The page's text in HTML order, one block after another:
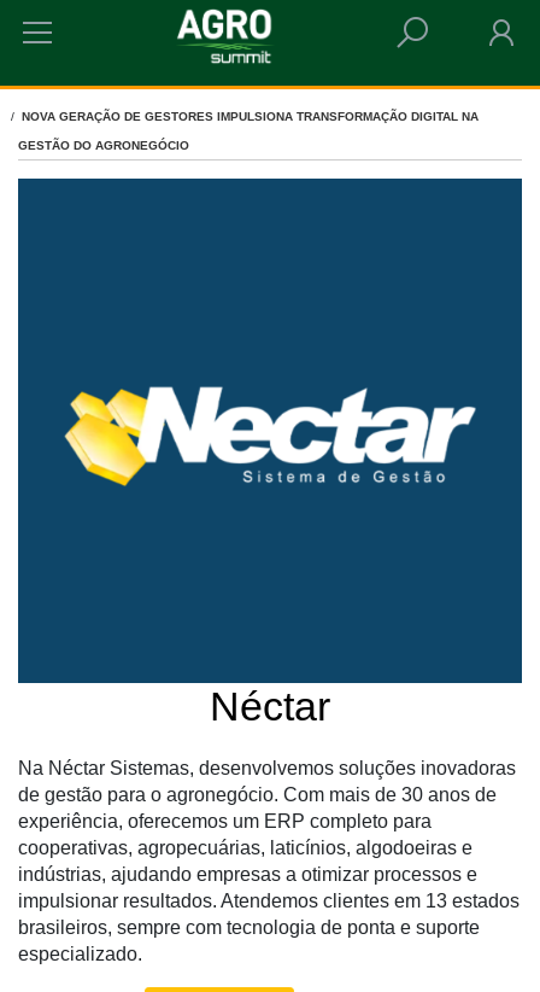
Cadastre-
se
Minha
conta
HOME NÉCTAR
NOVA GERAÇÃO DE GESTORES IMPULSIONA TRANSFORMAÇÃO DIGITAL NA
GESTÃO DO AGRONEGÓCIO
Néctar
Na Néctar Sistemas, desenvolvemos soluções inovadoras
de gestão para o agronegócio. Com mais de 30 anos de
experiência, oferecemos um ERP completo para
cooperativas, agropecuárias, laticínios, algodoeiras e
indústrias, ajudando empresas a otimizar processos e
impulsionar resultados. Atendemos clientes em 13 estados
brasileiros, sempre com tecnologia de ponta e suporte
especializado.